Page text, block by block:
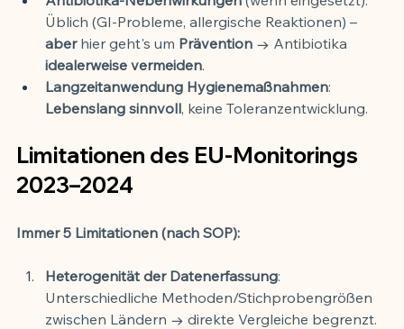
Üblich (GI-Probleme, allergische Reaktionen) –
aber hier geht's um Prävention → Antibiotika
idealerweise vermeiden.
Langzeitanwendung Hygienemaßnahmen:
Lebenslang sinnvoll, keine Toleranzentwicklung.
Limitationen des EU-Monitorings
2023–2024
Immer 5 Limitationen (nach SOP):
Heterogenität der Datenerfassung:
Unterschiedliche Methoden/Stichprobengrößen
zwischen Ländern → direkte Vergleiche begrenzt.